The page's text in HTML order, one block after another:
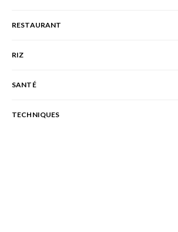
RESTAURANT
RIZ
SANTÉ
TECHNIQUES